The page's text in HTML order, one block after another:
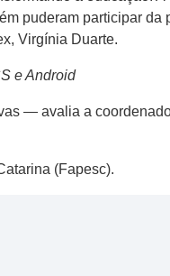
puderam participar da
Virgínia Duarte.
e Android
— avalia a
(Fapesc).